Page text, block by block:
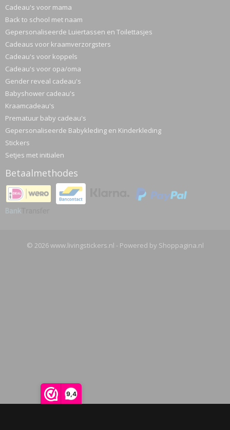
9,4
Cadeau's voor mama
Back to school met naam
Gepersonaliseerde Luiertassen en Toilettasjes
Cadeaus voor kraamverzorgsters
Cadeau's voor koppels
Cadeau's voor opa/oma
Gender reveal cadeau's
Babyshower cadeau's
Kraamcadeau's
Prematuur baby cadeau's
Gepersonaliseerde Babykleding en Kinderkleding
Stickers
Setjes met initialen
Betaalmethodes
© 2026 www.livingstickers.nl - Powered by Shoppagina.nl